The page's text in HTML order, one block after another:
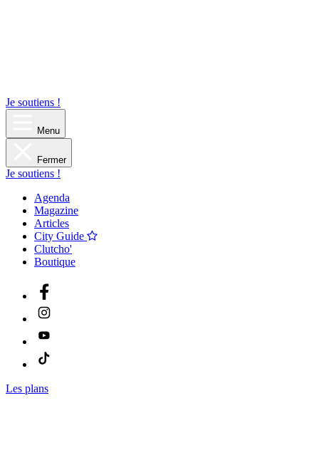
Je soutiens !
Menu
Fermer
Je soutiens !
Agenda
Magazine
Articles
City Guide
Clutcho'
Boutique
Les plans